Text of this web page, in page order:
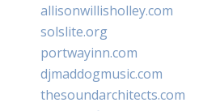
allisonwillisholley.com
solslite.org
portwayinn.com
djmaddogmusic.com
thesoundarchitects.com